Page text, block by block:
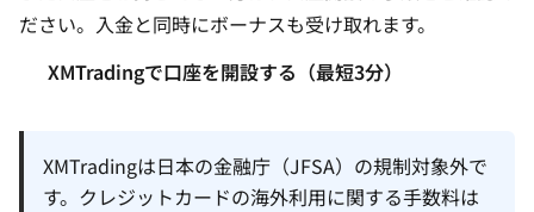
ださい。入金と同時にボーナスも受け取れます。
XMTradingで口座を開設する（最短3分）
XMTradingは日本の金融庁（JFSA）の規制対象外で
す。クレジットカードの海外利用に関する手数料は